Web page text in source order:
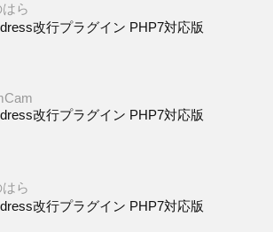
ら
改行プラグイン PHP7対応版
改行プラグイン PHP7対応版
ら
改行プラグイン PHP7対応版